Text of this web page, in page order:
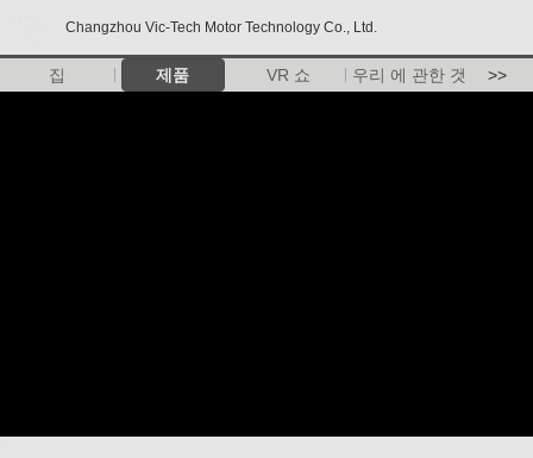
Changzhou Vic-Tech Motor Technology Co., Ltd.
집 제품 VR 쇼 우리 에 관한 것 >>